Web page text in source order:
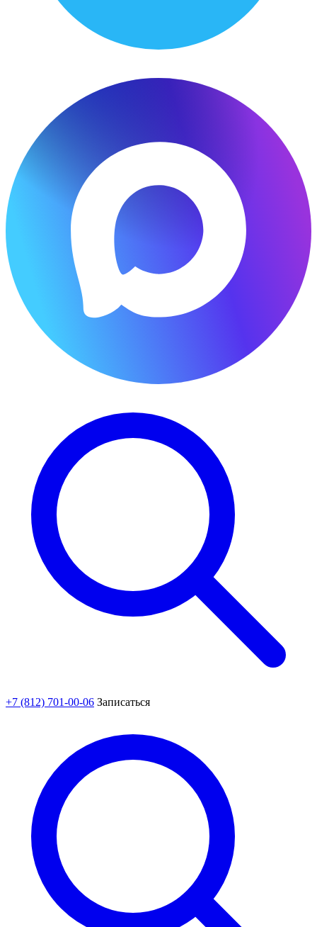
+7 (812) 701-00-06 Записаться